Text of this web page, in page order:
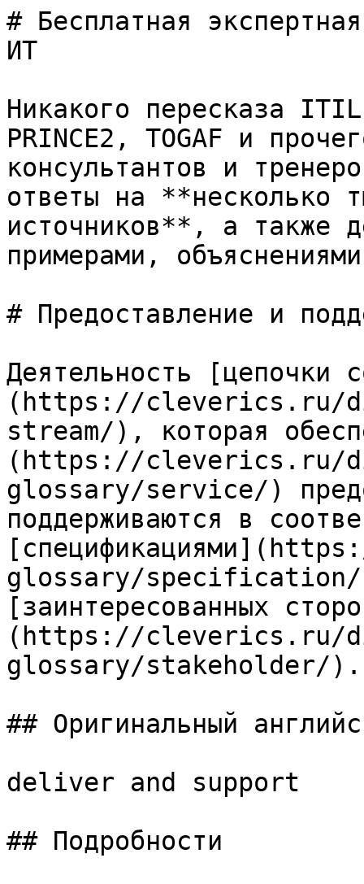
# Бесплатная
ИТ
Никакого пересказа
PRINCE2, TOGAF и
консультантов и
ответы на **несколько
источников**, а также
примерами,
# Предоставление и
Деятельность [цепочки
(https://cleverics.ru/
stream/), которая
(https://cleverics.ru/
glossary/service/)
поддерживаются в
glossary/specification/)
[заинтересованных
(https://cleverics.ru/
glossary/stakeholder/).
## Оригинальный
deliver and support
## Подробности